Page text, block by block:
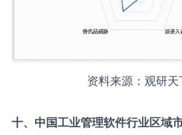
资料来源：观研
十、中国工业管理软件行业区域